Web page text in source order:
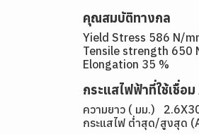
คุณสมบัติทางกล
Yield Stress 586 N/
Tensile strength 650
Elongation 35 %
กระแสไฟฟ้าที่ใช้เชื่อม
ความยาว ( มม.)
กระแสไฟ ต่ำสุด/สูงสุด